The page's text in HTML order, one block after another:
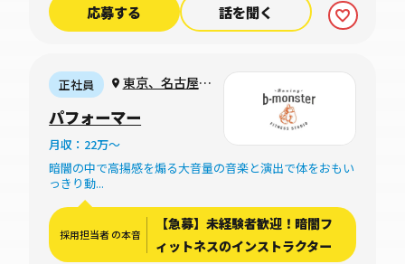
応募する 話を聞く
正社員
東京、名古屋、
パフォーマー
月収：22万〜
暗闇の中で高揚感を煽る大音量の音楽と演出で体をおもい
っきり動...
採用担当者 の本音
【急募】未経験者歓迎！暗闇フ
ィットネスのインストラクター